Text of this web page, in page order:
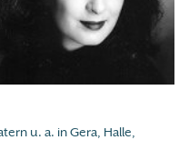
u. a. in Gera, Halle,